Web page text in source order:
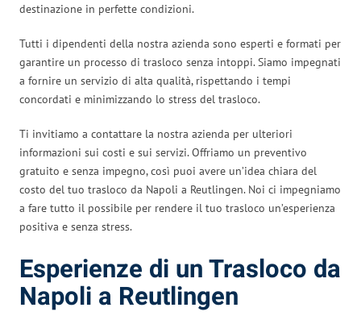
destinazione in perfette condizioni.
Tutti i dipendenti della nostra azienda sono esperti e formati per
garantire un processo di trasloco senza intoppi. Siamo impegnati
a fornire un servizio di alta qualità, rispettando i tempi
concordati e minimizzando lo stress del trasloco.
Ti invitiamo a contattare la nostra azienda per ulteriori
informazioni sui costi e sui servizi. Offriamo un preventivo
gratuito e senza impegno, così puoi avere un’idea chiara del
costo del tuo trasloco da Napoli a Reutlingen. Noi ci impegniamo
a fare tutto il possibile per rendere il tuo trasloco un’esperienza
positiva e senza stress.
Esperienze di un Trasloco da
Napoli a Reutlingen